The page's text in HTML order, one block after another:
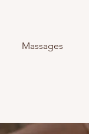
Massages